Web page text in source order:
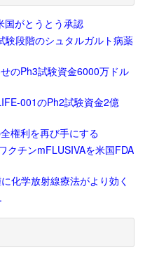
国がとうとう承認
験段階のシュタルガルト病薬
のPh3試験資金6000万ドル
001のPh2試験資金2億
権利を再び手にする
クチンmFLUSIVAを米国FDA
化学放射線療法がより効く